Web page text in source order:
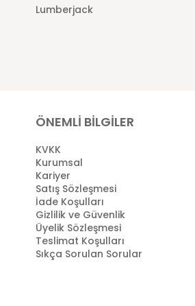
Lumberjack
ÖNEMLİ BİLGİLER
KVKK
Kurumsal
Kariyer
Satış Sözleşmesi
İade Koşulları
Gizlilik ve Güvenlik
Üyelik Sözleşmesi
Teslimat Koşulları
Sıkça Sorulan Sorular